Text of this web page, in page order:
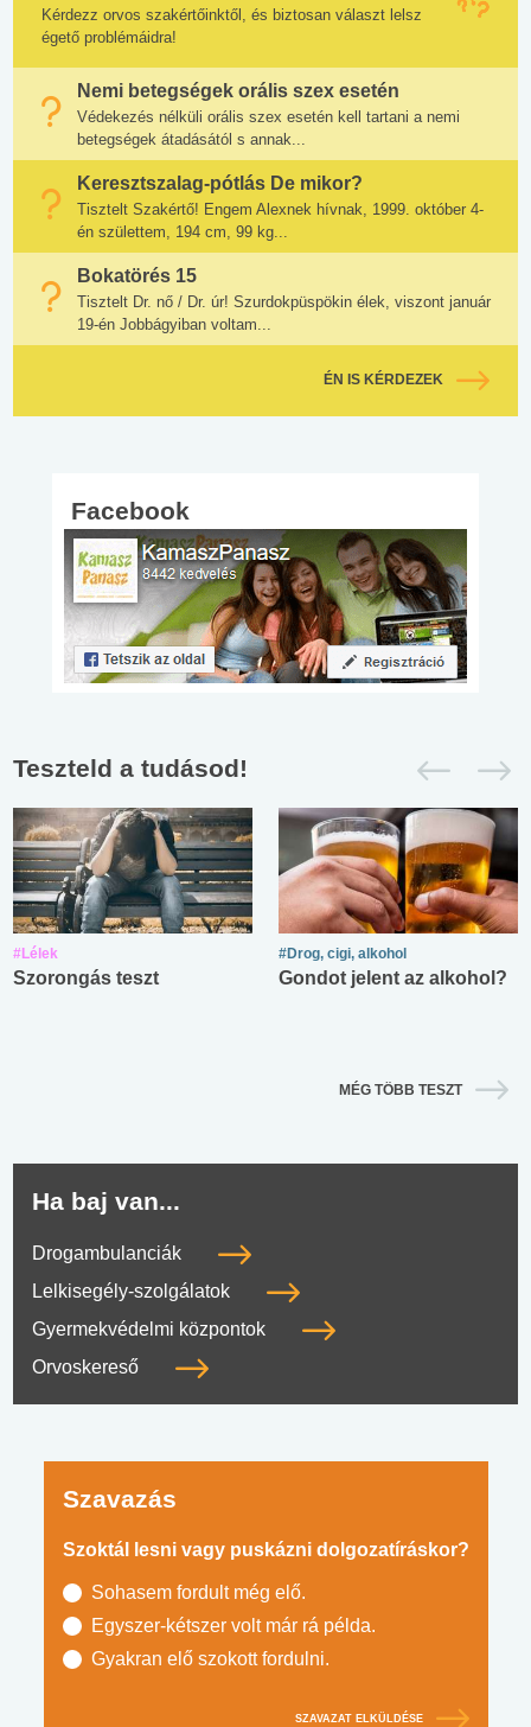
Kérdezz orvos szakértőinktől, és biztosan választ lelsz
égető problémáidra!
Nemi betegségek orális szex esetén
Védekezés nélküli orális szex esetén kell tartani a nemi
betegségek átadásától s annak...
Keresztszalag-pótlás De mikor?
Tisztelt Szakértő! Engem Alexnek hívnak, 1999. október 4-
én születtem, 194 cm, 99 kg...
Bokatörés 15
Tisztelt Dr. nő / Dr. úr! Szurdokpüspökin élek, viszont január
19-én Jobbágyiban voltam...
ÉN IS KÉRDEZEK
Facebook
Teszteld a tudásod!
#Lélek
Szorongás teszt
#Drog, cigi, alkohol
Gondot jelent az alkohol?
MÉG TÖBB TESZT
Ha baj van...
Drogambulanciák
Lelkisegély-szolgálatok
Gyermekvédelmi központok
Orvoskereső
Szavazás
Szoktál lesni vagy puskázni dolgozatíráskor?
Sohasem fordult még elő.
Egyszer-kétszer volt már rá példa.
Gyakran elő szokott fordulni.
SZAVAZAT ELKÜLDÉSE